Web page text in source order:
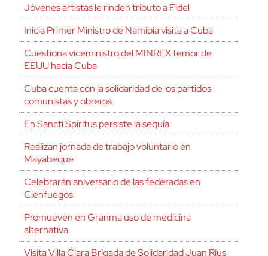
Jóvenes artistas le rinden tributo a Fidel
Inicia Primer Ministro de Namibia visita a Cuba
Cuestiona viceministro del MINREX temor de
EEUU hacia Cuba
Cuba cuenta con la solidaridad de los partidos
comunistas y obreros
En Sancti Spíritus persiste la sequía
Realizan jornada de trabajo voluntario en
Mayabeque
Celebrarán aniversario de las federadas en
Cienfuegos
Promueven en Granma uso de medicina
alternativa
Visita Villa Clara Brigada de Solidaridad Juan Rius